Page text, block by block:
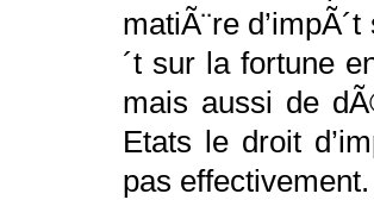
matiÃ¨re
´t sur la fortune
mais aussi de
Etats le droit
pas effectivement.